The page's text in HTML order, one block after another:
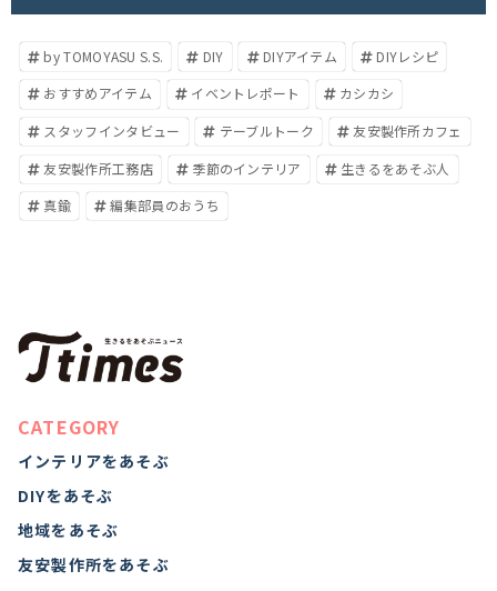
by TOMOYASU S.S. DIY DIYアイテム
DIYレシピ
おすすめアイテム
イベントレポート
カシカシ
スタッフインタビュー
テーブルトーク
友安製作所カフェ
友安製作所工務店
季節のインテリア
生きるをあそぶ人
真鍮
編集部員のおうち
CATEGORY
インテリアをあそぶ
DIYをあそぶ
地域をあそぶ
友安製作所をあそぶ